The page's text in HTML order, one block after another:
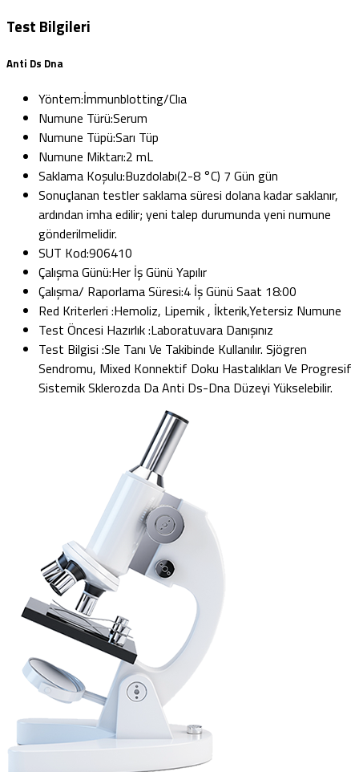
Test Bilgileri
Anti Ds Dna
Yöntem:İmmunblotting/Clıa
Numune Türü:Serum
Numune Tüpü:Sarı Tüp
Numune Miktarı:2 mL
Saklama Koşulu:Buzdolabı(2-8 °C) 7 Gün gün
Sonuçlanan testler saklama süresi dolana kadar saklanır,
ardından imha edilir; yeni talep durumunda yeni numune
gönderilmelidir.
SUT Kod:906410
Çalışma Günü:Her İş Günü Yapılır
Çalışma/ Raporlama Süresi:4 İş Günü Saat 18:00
Red Kriterleri :Hemoliz, Lipemik , İkterik,Yetersiz Numune
Test Öncesi Hazırlık :Laboratuvara Danışınız
Test Bilgisi :Sle Tanı Ve Takibinde Kullanılır. Sjögren
Sendromu, Mixed Konnektif Doku Hastalıkları Ve Progresif
Sistemik Sklerozda Da Anti Ds-Dna Düzeyi Yükselebilir.